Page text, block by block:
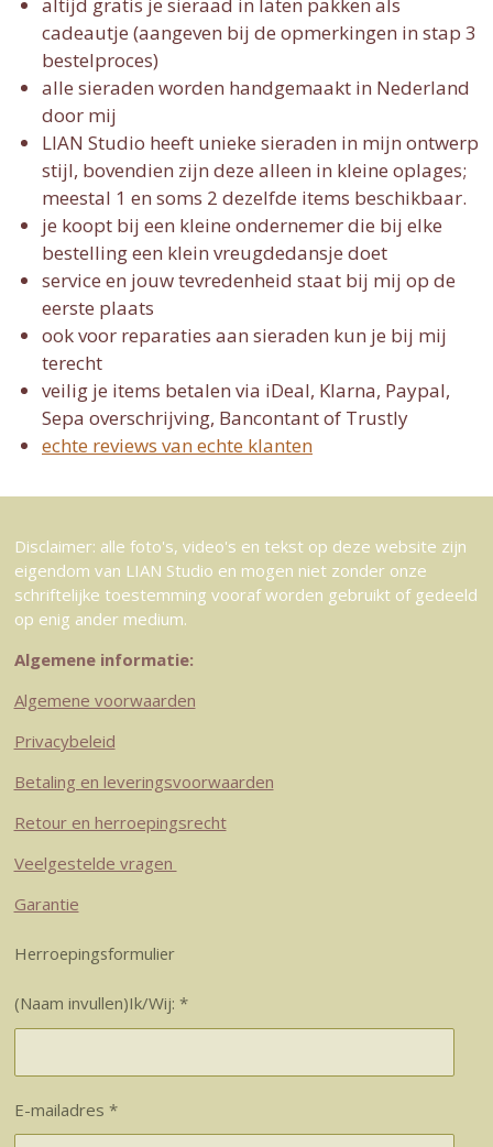
cadeautje (aangeven bij de opmerkingen in stap 3
bestelproces)
alle sieraden worden handgemaakt in Nederland
door mij
LIAN Studio heeft unieke sieraden in mijn ontwerp
stijl, bovendien zijn deze alleen in kleine oplages;
meestal 1 en soms 2 dezelfde items beschikbaar.
je koopt bij een kleine ondernemer die bij elke
bestelling een klein vreugdedansje doet
service en jouw tevredenheid staat bij mij op de
eerste plaats
ook voor reparaties aan sieraden kun je bij mij
terecht
veilig je items betalen via iDeal, Klarna, Paypal,
Sepa overschrijving, Bancontant of Trustly
echte reviews van echte klanten
Disclaimer: alle foto's, video's en tekst op deze website zijn
eigendom van LIAN Studio en mogen niet zonder onze
schriftelijke toestemming vooraf worden gebruikt of gedeeld
op enig ander medium.
Algemene informatie:
Algemene voorwaarden
Privacybeleid
Betaling en leveringsvoorwaarden
Retour en herroepingsrecht
Veelgestelde vragen
Garantie
Herroepingsformulier
(Naam invullen)Ik/Wij: *
E-mailadres *